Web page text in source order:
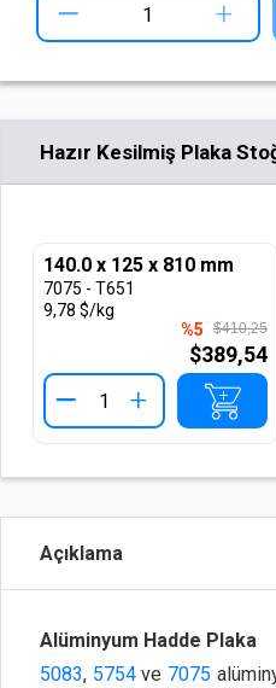
+
Hazır Kesilmiş Plaka
140.0 x 125 x 810 mm
7075 - T651
9,78 $/kg
%5
$410,25
$389,54
+
Açıklama
Alüminyum Hadde Plaka
5083, 5754ve 7075